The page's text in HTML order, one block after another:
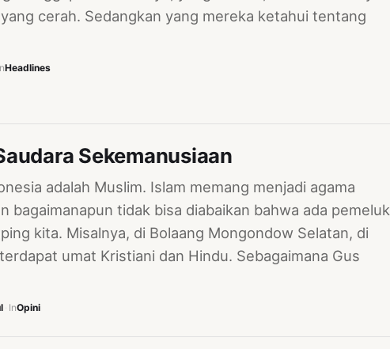
cerah. Sedangkan yang mereka ketahui tentang
Headlines
Sekemanusiaan
adalah Muslim. Islam memang menjadi agama
bagaimanapun tidak bisa diabaikan bahwa ada pemeluk
kita. Misalnya, di Bolaang Mongondow Selatan, di
umat Kristiani dan Hindu. Sebagaimana Gus
InOpini